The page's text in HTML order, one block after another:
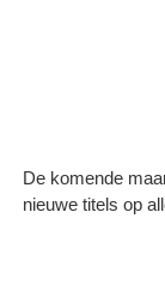
De komende
nieuwe titels op